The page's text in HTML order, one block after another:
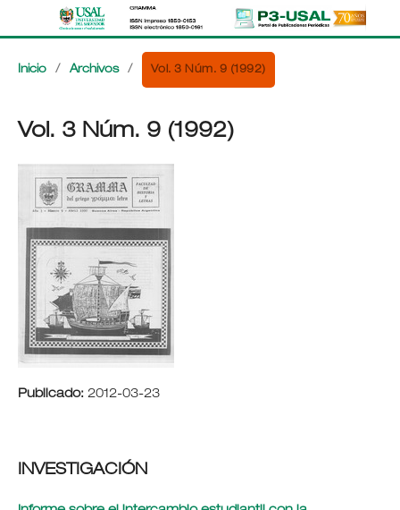
Inicio / Archivos / Vol. 3 Núm. 9 (1992)
Vol. 3 Núm. 9 (1992)
Publicado: 2012-03-23
INVESTIGACIÓN